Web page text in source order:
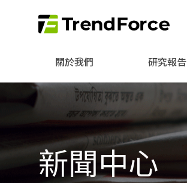
關於我們 研究報告
新聞中心